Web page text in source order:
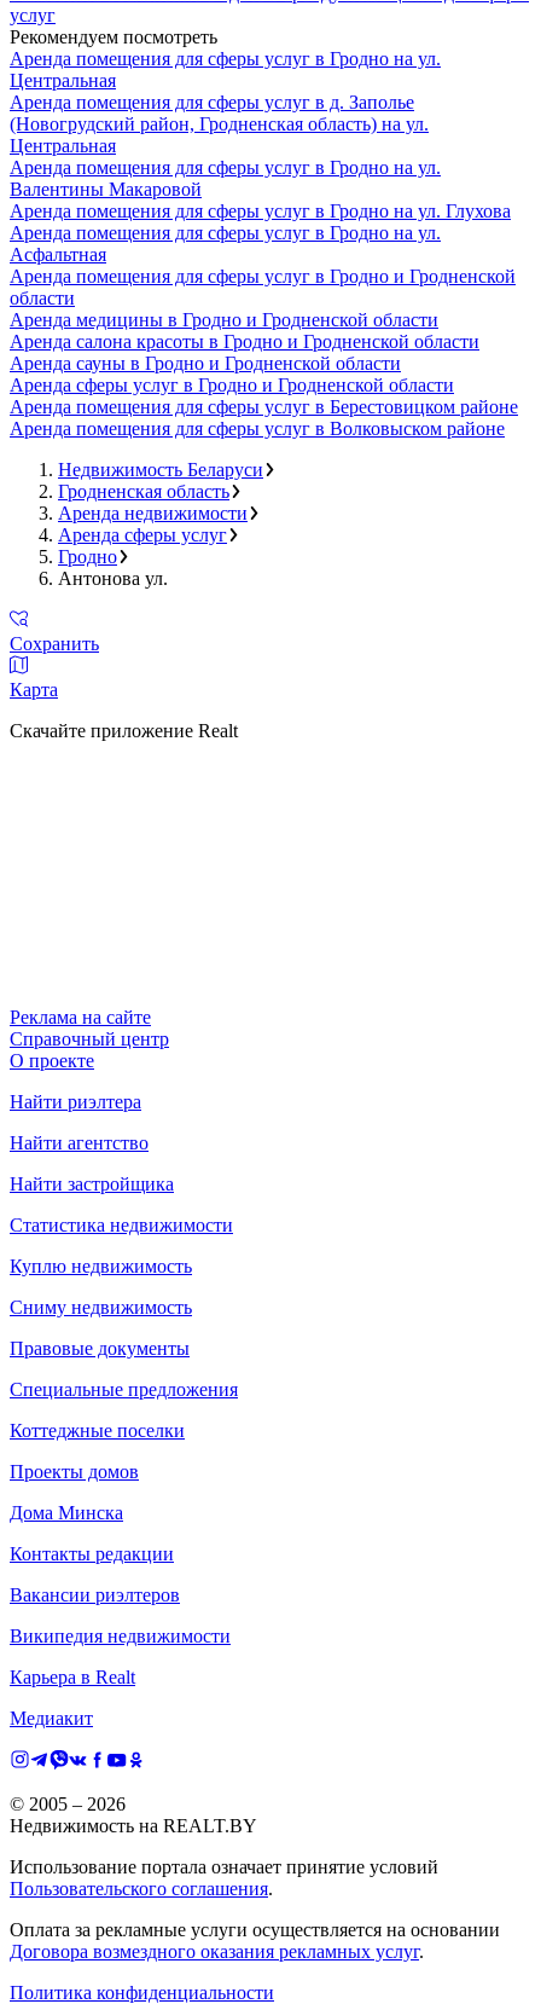
услуг
Рекомендуем посмотреть
Аренда помещения для сферы услуг в Гродно на ул.
Центральная
Аренда помещения для сферы услуг в д. Заполье
(Новогрудский район, Гродненская область) на ул.
Центральная
Аренда помещения для сферы услуг в Гродно на ул.
Валентины Макаровой
Аренда помещения для сферы услуг в Гродно на ул. Глухова
Аренда помещения для сферы услуг в Гродно на ул.
Асфальтная
Аренда помещения для сферы услуг в Гродно и Гродненской
области
Аренда медицины в Гродно и Гродненской области
Аренда салона красоты в Гродно и Гродненской области
Аренда сауны в Гродно и Гродненской области
Аренда сферы услуг в Гродно и Гродненской области
Аренда помещения для сферы услуг в Берестовицком районе
Аренда помещения для сферы услуг в Волковыском районе
Недвижимость Беларуси
Гродненская область
Аренда недвижимости
Аренда сферы услуг
Гродно
Антонова ул.
Сохранить
Карта
Скачайте приложение Realt
Реклама на сайте
Справочный центр
О проекте
Найти риэлтера
Найти агентство
Найти застройщика
Статистика недвижимости
Куплю недвижимость
Сниму недвижимость
Правовые документы
Специальные предложения
Коттеджные поселки
Проекты домов
Дома Минска
Контакты редакции
Вакансии риэлтеров
Википедия недвижимости
Карьера в Realt
Медиакит
© 2005 – 2026
Недвижимость на REALT.BY
Использование портала означает принятие условий
Пользовательского соглашения.
Оплата за рекламные услуги осуществляется на основании
Договора возмездного оказания рекламных услуг.
Политика конфиденциальности